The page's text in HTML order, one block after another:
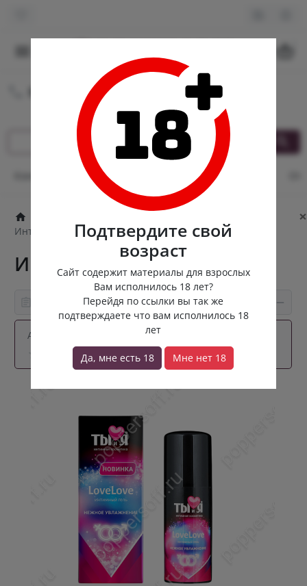
Подтвердите свой
возраст
Сайт содержит материалы для взрослых
Вам исполнилось 18 лет?
Перейдя по ссылки вы так же
подтверждаете что вам исполнилось 18
лет
Да, мне есть 18 Мне нет 18
8 (980) 222-88-55
Круглосуточная доставка
Оплата и доставка Кэшбек
×
Интимный гель Love Love
Интимный гель Love Love
Информация о товаре
Артикул:
0 отзывов